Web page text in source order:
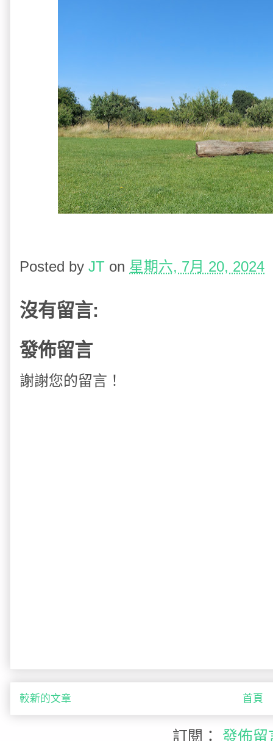
Posted by JT on 星期六, 7月 20, 2024
沒有留言:
發佈留言
謝謝您的留言！
較新的文章 首頁
訂閱： 發佈留